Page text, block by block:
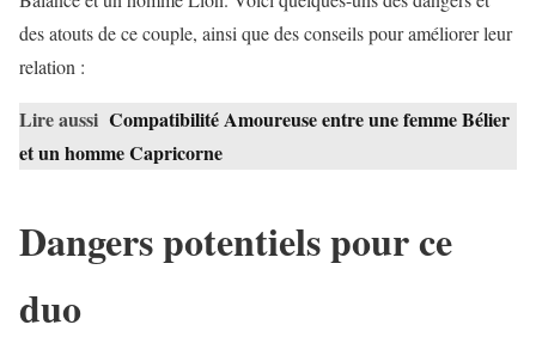
des atouts de ce couple, ainsi que des conseils pour améliorer leur
relation :
Lire aussi Compatibilité Amoureuse entre une femme Bélier
et un homme Capricorne
Dangers potentiels pour ce
duo